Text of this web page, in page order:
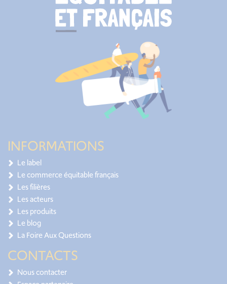
INFORMATIONS
Le label
Le commerce équitable français
Les filières
Les acteurs
Les produits
Le blog
La Foire Aux Questions
CONTACTS
Nous contacter